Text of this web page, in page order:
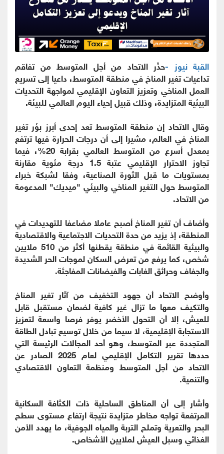
القبة نيوز -حذّر الاتحاد من أجل المتوسط من تفاقم
تداعيات تغير المناخ في منطقة المتوسط، داعيا إلى تسريع
العمل المناخي وتعزيز التعاون الإقليمي لمواجهة التحديات
البيئية المتزايدة، وذلك قبيل إحياء اليوم العالمي للبيئة.
وقال الاتحاد إن منطقة المتوسط تعد إحدى أبرز بؤر تغير
المناخ في العالم، مشيرا إلى أن درجات الحرارة فيها ترتفع
بمعدل أسرع من المتوسط العالمي بقرابة 20%، فيما
تجاوز الاحترار الإقليمي عتبة 1.5 درجة مئوية مقارنة
بمستويات ما قبل الثورة الصناعية، وفقا لشبكة خبراء
المتوسط حول التغير المناخي والبيئي "ميديك" المدعومة
من الاتحاد.
وأضاف أن تغير المناخ أصبح عاملا مضاعفا للتهديدات في
المنطقة، إذ يزيد من حدة التحديات الاجتماعية والاقتصادية
والبيئية القائمة في منطقة يقطنها أكثر من 510 ملايين
شخص، كما يرفع من تعرض السكان لموجات الحر الشديدة
والجفاف وحرائق الغابات والفيضانات المفاجئة.
وأوضح الاتحاد أن جهود التخفيف من آثار تغير المناخ
والتكيف معها ما تزال غير كافية لضمان مستقبل قابل
للعيش، إلا أن التحول الأخضر يوفر فرصا واسعة لتعزيز
الاستجابة الإقليمية، لا سيما من خلال توسيع تبادل الطاقة
المتجددة عبر المتوسط، وهو أحد المجالات الرئيسة التي
حددها تقرير التكامل الإقليمي لعام 2025 الصادر عن
الاتحاد من أجل المتوسط ومنظمة التعاون الاقتصادي
والتنمية.
وأشار إلى أن المناطق الساحلية ذات الكثافة السكانية
المرتفعة تواجه مخاطر متزايدة نتيجة ارتفاع مستوى سطح
البحر والتعرية وتملح التربة والمياه الجوفية، ما يهدد الأمن
الغذائي وسبل العيش لملايين الأشخاص.